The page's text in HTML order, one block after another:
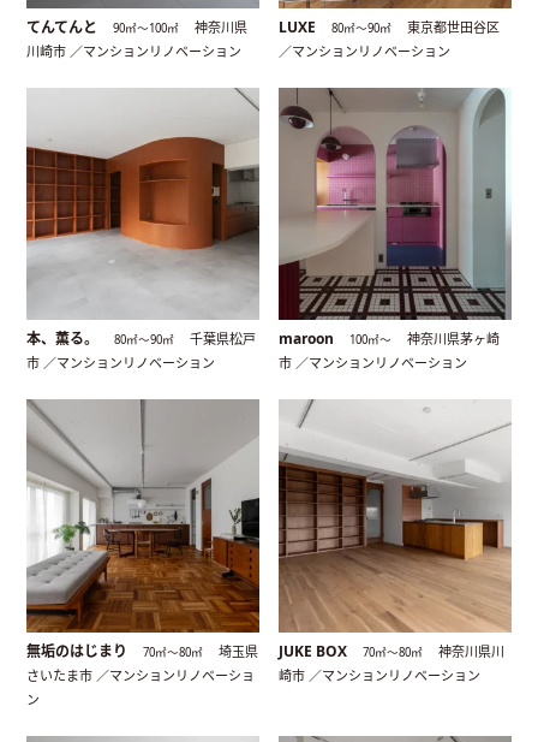
てんてんと 90㎡〜100㎡
神奈川県
川崎市 ／マンションリノベーション
LUXE 80㎡〜90㎡
東京都世田谷区
／マンションリノベーション
本、薫る。 80㎡〜90㎡
千葉県松戸
市 ／マンションリノベーション
maroon 100㎡〜
神奈川県茅ヶ崎
市 ／マンションリノベーション
無垢のはじまり 70㎡〜80㎡
埼玉県
さいたま市 ／マンションリノベーショ
ン
JUKE BOX 70㎡〜80㎡
神奈川県川
崎市 ／マンションリノベーション